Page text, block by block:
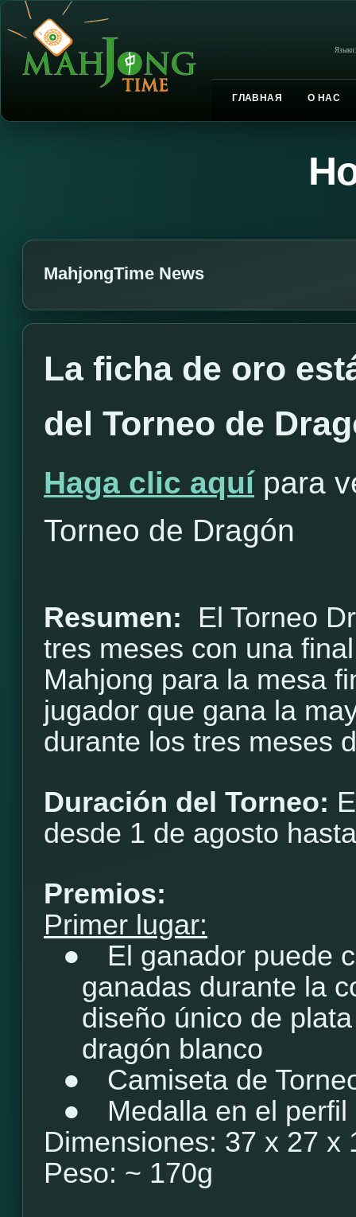
Языки:
ГЛАВНАЯ О НАС
MahjongTime News
La ficha de oro
del Torneo de
Haga clic aquípara
Torneo de Dragón
Resumen:
El Torneo
tres meses con una
Mahjong para la mesa
jugador que gana la
durante los tres meses
Duración del Torneo:
desde 1 de agosto
Premios:
Primer lugar:
●
El ganador puede
ganadas durante la
diseño único de
dragón blanco
●
Camiseta de
●
Medalla en el
Dimensiones: 37 x 27 x
Peso: ~ 170g